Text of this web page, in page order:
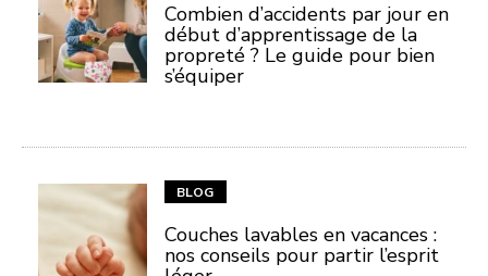
Combien d’accidents par jour en
début d’apprentissage de la
propreté ? Le guide pour bien
s’équiper
BLOG
Couches lavables en vacances :
nos conseils pour partir l’esprit